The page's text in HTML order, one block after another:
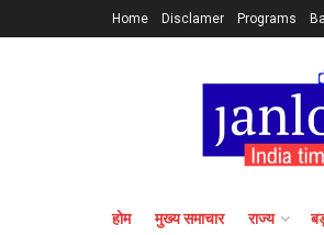
Home Disclamer Programs
होम मुख्य समाचार राज्य